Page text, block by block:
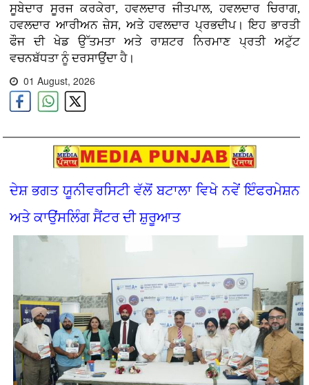
ਸੂਬੇਦਾਰ ਸੂਰਜ ਕਰਕੇਰਾ, ਹਵਲਦਾਰ ਜੀਤਪਾਲ, ਹਵਲਦਾਰ ਚਿਰਾਗ,
ਹਵਲਦਾਰ ਆਰੀਅਨ ਜ਼ੇਸ, ਅਤੇ ਹਵਲਦਾਰ ਪ੍ਰਭਦੀਪ। ਇਹ ਭਾਰਤੀ
ਫੌਜ ਦੀ ਖੇਡ ਉੱਤਮਤਾ ਅਤੇ ਰਾਸ਼ਟਰ ਨਿਰਮਾਣ ਪ੍ਰਤੀ ਅਟੁੱਟ
ਵਚਨਬੱਧਤਾ ਨੂੰ ਦਰਸਾਉਂਦਾ ਹੈ।
01 August, 2026
ਦੇਸ਼ ਭਗਤ ਯੂਨੀਵਰਸਿਟੀ ਵੱਲੋਂ ਬਟਾਲਾ ਵਿਖੇ ਨਵੇਂ ਇੰਫਰਮੇਸ਼ਨ
ਅਤੇ ਕਾਉਂਸਲਿੰਗ ਸੈਂਟਰ ਦੀ ਸ਼ੁਰੂਆਤ